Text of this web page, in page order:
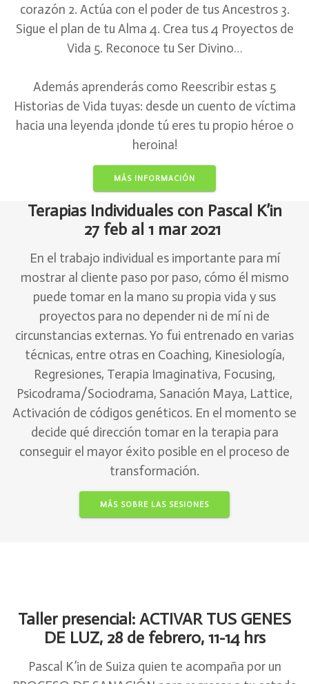
corazón 2. Actúa con el poder de tus Ancestros 3.
Sigue el plan de tu Alma 4. Crea tus 4 Proyectos de
Vida 5. Reconoce tu Ser Divino…
Además aprenderás como Reescribir estas 5
Historias de Vida tuyas: desde un cuento de víctima
hacia una leyenda ¡donde tú eres tu propio héroe o
heroina!
MÁS INFORMACIÓN
Terapias Individuales con Pascal K’in
27 feb al 1 mar 2021
En el trabajo individual es importante para mí
mostrar al cliente paso por paso, cómo él mismo
puede tomar en la mano su propia vida y sus
proyectos para no depender ni de mí ni de
circunstancias externas. Yo fui entrenado en varias
técnicas, entre otras en Coaching, Kinesiología,
Regresiones, Terapia Imaginativa, Focusing,
Psicodrama/Sociodrama, Sanación Maya, Lattice,
Activación de códigos genéticos. En el momento se
decide qué dirección tomar en la terapia para
conseguir el mayor éxito posible en el proceso de
transformación.
MÁS SOBRE LAS SESIONES
Taller presencial: ACTIVAR TUS GENES
DE LUZ, 28de febrero, 11-14 hrs
Pascal K’in de Suiza quien te acompaña por un